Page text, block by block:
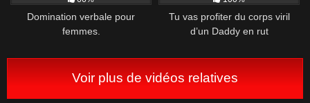
Domination verbale pour
femmes.
Tu vas profiter du corps viril
d’un Daddy en rut
Voir plus de vidéos relatives